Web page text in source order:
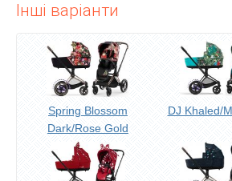
Інші варіанти
Spring Blossom
Dark/Rose Gold
DJ Khaled/